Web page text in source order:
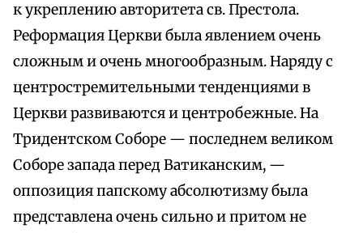
к укреплению авторитета св. Престола.
Реформация Церкви была явлением очень
сложным и очень многообразным. Наряду с
центростремительными тенденциями в
Церкви развиваются и центробежные. На
Тридентском Соборе — последнем великом
Соборе запада перед Ватиканским, —
оппозиция папскому абсолютизму была
представлена очень сильно и притом не